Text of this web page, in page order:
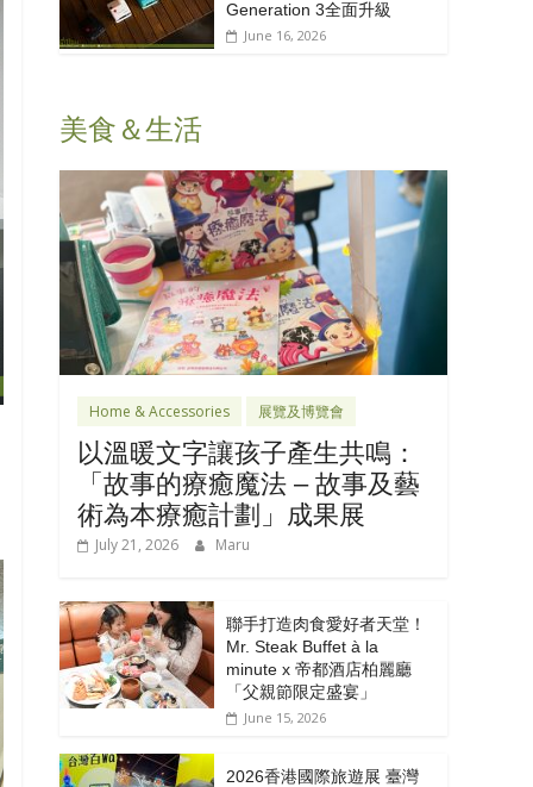
Generation 3全面升級
June 16, 2026
美食＆生活
Home & Accessories 展覽及博覽會
以溫暖文字讓孩子產生共鳴：
「故事的療癒魔法 – 故事及藝
術為本療癒計劃」成果展
July 21, 2026 Maru
聯手打造肉食愛好者天堂！
Mr. Steak Buffet à la
minute x 帝都酒店柏麗廳
「⽗親節限定盛宴」
June 15, 2026
2026香港國際旅遊展 臺灣